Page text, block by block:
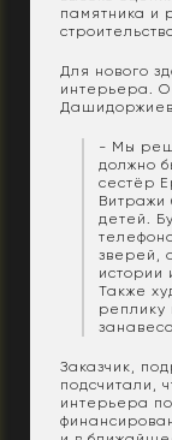
памятника и
Для нового
интерьера.
- Мы
должно
сестёр
Витражи
детей.
зверей,
истории
Также
реплику
занавеса.
Заказчик,
подсчитали,
интерьера